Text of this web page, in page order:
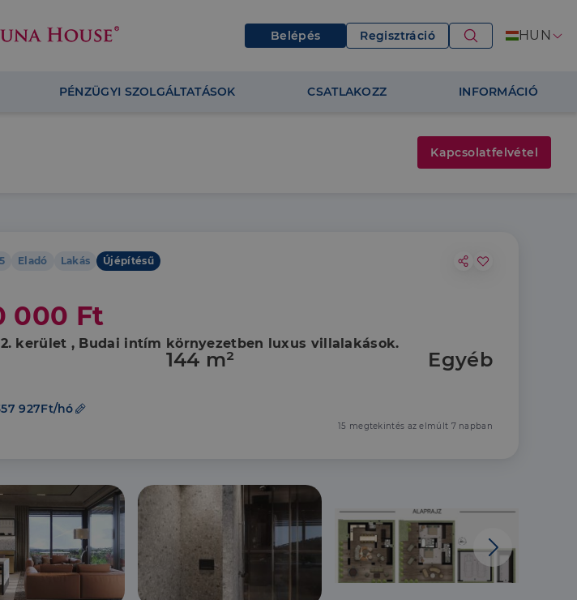
Belépés Regisztráció HUN
PÉNZÜGYI SZOLGÁLTATÁSOK CSATLAKOZZ INFORMÁCIÓ
Eladó Lakás Újépítésű
000 Ft
12. kerület , Budai intím környezetben luxus villalakások.
144 m² Egyéb
927Ft/hó
15 megtekintés az elmúlt 7 napban
Kapcsolatfelvétel